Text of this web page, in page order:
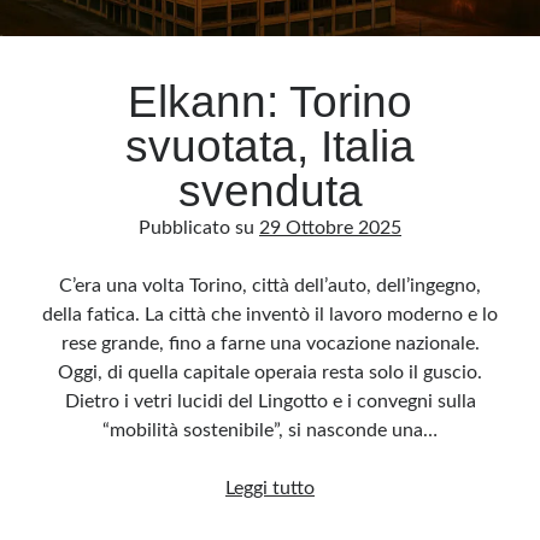
Archivio
Questo blog non rappresenta una testata giornalistica, in quanto viene aggiornato
sensi della legge n· 62 del 7.03.2001. L’autore non è responsabile di quanto
pubblicato dai lettori nei commenti ai vari post. Saranno comunque cancellati quelli
ritenuti offensivi o lesivi dell’immagine o dell’onorabilità di terzi, di genere spam,
razzisti o che contengano dati personali non conformi al rispetto delle norme sulla
privacy. Alcune immagini inserite in questo blog sono tratte da Internet e, pertanto,
immediatamente rimosse. L’autore del blog non è responsabile dei siti collegati
Elkann: Torino
svuotata, Italia
svenduta
Pubblicato su 29 Ottobre 2025
C’era una volta Torino, città dell’auto, dell’ingegno,
della fatica. La città che inventò il lavoro moderno e lo
rese grande, fino a farne una vocazione nazionale.
Oggi, di quella capitale operaia resta solo il guscio.
Dietro i vetri lucidi del Lingotto e i convegni sulla
“mobilità sostenibile”, si nasconde una…
Leggi tuttoElkann: